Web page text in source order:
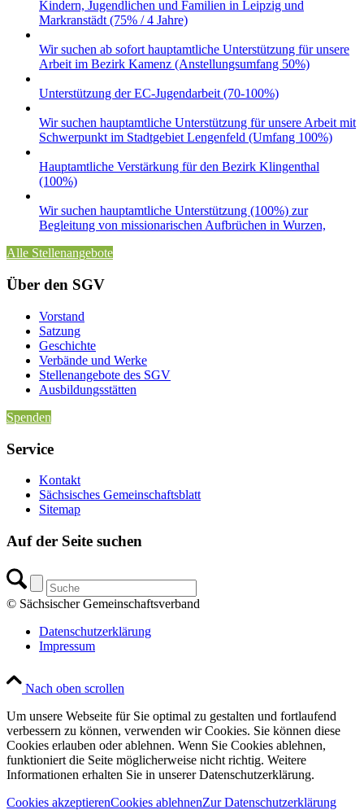
Kindern, Jugendlichen und Familien in Leipzig und
Markranstädt (75% / 4 Jahre)
Wir suchen ab sofort hauptamtliche Unterstützung für unsere
Arbeit im Bezirk Kamenz (Anstellungsumfang 50%)
Unterstützung der EC-Jugendarbeit (70-100%)
Wir suchen hauptamtliche Unterstützung für unsere Arbeit mit
Schwerpunkt im Stadtgebiet Lengenfeld (Umfang 100%)
Hauptamtliche Verstärkung für den Bezirk Klingenthal
(100%)
Wir suchen hauptamtliche Unterstützung (100%) zur
Begleitung von missionarischen Aufbrüchen in Wurzen,
Alle Stellenangebote
Über den SGV
Vorstand
Satzung
Geschichte
Verbände und Werke
Stellenangebote des SGV
Ausbildungsstätten
Spenden
Service
Kontakt
Sächsisches Gemeinschaftsblatt
Sitemap
Auf der Seite suchen
© Sächsischer Gemeinschaftsverband
Datenschutzerklärung
Impressum
Nach oben scrollen
Um unsere Webseite für Sie optimal zu gestalten und fortlaufend
verbessern zu können, verwenden wir Cookies. Sie können diese
Cookies erlauben oder ablehnen. Wenn Sie Cookies ablehnen,
funktioniert die Seite möglicherweise nicht richtig. Weitere
Informationen erhalten Sie in unserer Datenschutzerklärung.
Cookies akzeptierenCookies ablehnenZur Datenschutzerklärung